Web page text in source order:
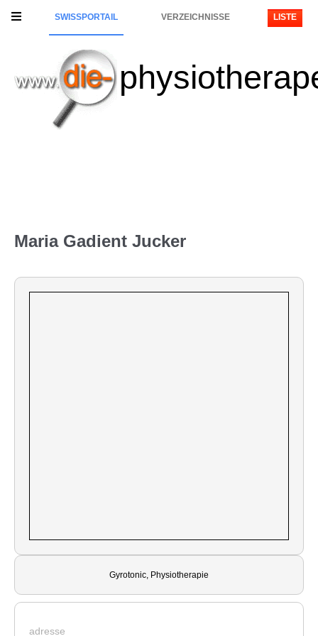
SWISSPORTAIL VERZEICHNISSE LISTE
Maria Gadient Jucker
Gyrotonic, Physiotherapie
adresse